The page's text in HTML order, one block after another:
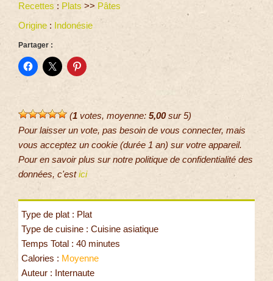
Recettes : Plats >> Pâtes
Origine : Indonésie
Partager :
(1 votes, moyenne: 5,00sur 5)
Pour laisser un vote, pas besoin de vous connecter, mais
vous acceptez un cookie (durée 1 an) sur votre appareil.
Pour en savoir plus sur notre politique de confidentialité des
données, c'estici
Type de plat : Plat
Type de cuisine : Cuisine asiatique
Temps Total : 40 minutes
Calories : Moyenne
Auteur : Internaute